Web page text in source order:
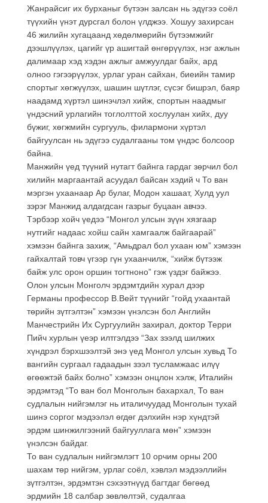
Жанрайсиг их бурханыг бүтээн залсан нь эдүгээ соёл
түүхийн үнэт дурсгал болон үлджээ. Хошуу захирсан
46 жилийн хугацаанд хөдөлмөрийн бүтээмжийг
дээшлүүлэх, цагийг үр ашигтай өнгөрүүлэх, нэг ажлын
далимаар хэд хэдэн ажлыг амжуулдаг байх, ард
олноо гэгээрүүлэх, урлаг уран сайхан, биеийн тамир
спортыг хөгжүүлэх, шашин шүтлэг, сүсэг бишрэл, баяр
наадамд хүртэл шинэчлэл хийж, спортын наадмыг
үндэсний урлагийн тоглолттой хослуулан хийх, дуу
бүжиг, хөгжмийн сургууль, филармони хүртэл
байгуулсан нь эдүгээ судалгааны том үндэс болсоор
байна.
Манжийн үед түүний нутагт байнга гардаг зөрчил бол
хилийн маргаантай асуудал байсан хэдий ч То ван
мэргэн ухаанаар Ар булаг, Модон хашаат, Хулд уул
зэрэг Манжид алдагдсан газрыг буцаан авчээ.
Тэрбээр хойч үедээ “Монгол улсын зүүн хязгаар
нутгийг надаас хойш сайн хамгаалж байгаарай”
хэмээн байнга захиж, “Амьдрал бол ухаан юм” хэмээн
гайхалтай товч үгээр гүн ухаанчилж, “хийж бүтээж
байж улс орон оршин тогтноно” гэж үздэг байжээ.
Олон улсын Монголч эрдэмтдийн хурал дээр
Германы профессор В.Вейт түүнийг “гойд ухаантай
төрийн зүтгэлтэн” хэмээн үнэлсэн бол Английн
Манчестрийн Их Сургуулийн захирал, доктор Терри
Пийч хурлын үеэр илтгэлдээ “Зах зээлд шилжих
хүндрэл бэрхшээлтэй энэ үед Монгол улсын хувьд То
вангийн сургаал гадаадын зээл тусламжаас илүү
өгөөжтэй байх болно” хэмээн онцлон хэлж, Италийн
эрдэмтэд “То ван бол Монголын бахархал, То ван
судлалын нийгэмлэг нь италичуудад Монголын тухай
шинэ соргог мэдээлэл өгдөг дэлхийн нэр хүндтэй
эрдэм шинжилгээний байгууллага мөн” хэмээн
үнэлсэн байдаг.
То ван судлалын нийгэмлэгт 10 орчим орны 200
шахам төр нийгэм, урлаг соёл, хэвлэл мэдээллийн
зүтгэлтэн, эрдэмтэн сэхээтнүүд багтдаг бөгөөд
эрдмийн 18 салбар зөвлөлтэй, судалгаа